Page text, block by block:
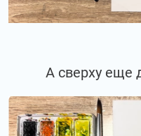
А сверху еще